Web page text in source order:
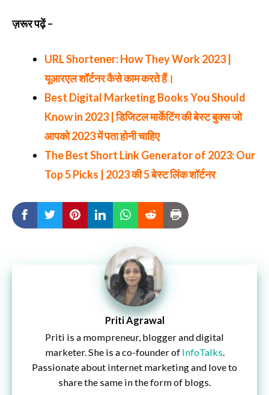
ज़रूर पढ़ें –
URL Shortener: How They Work 2023 |
यूआरएल शॉर्टनर कैसे काम करते हैं।
Best Digital Marketing Books You Should
Know in 2023 | डिजिटल मार्केटिंग की बेस्ट बुक्स जो
आपको 2023 में पता होनी चाहिए
The Best Short Link Generator of 2023: Our
Top 5 Picks | 2023 की 5 बेस्ट लिंक शॉर्टनर
Priti Agrawal
Priti is a mompreneur, blogger and digital
marketer. She is a co-founder of InfoTalks.
Passionate about internet marketing and love to
share the same in the form of blogs.